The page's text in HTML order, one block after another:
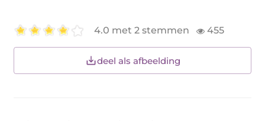
4.0 met 2 stemmen 455
deel als afbeelding